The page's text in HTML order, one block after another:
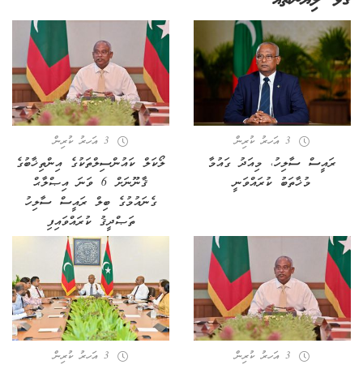
3 އަހރު ކުރިން
ރައީސް ސާލިހު، މިއަދު ގައުމާ
މުޚާތަބު ކުރައްވަނީ
3 އަހރު ކުރިން
ލޯކަލް ކައުންސިލްތަކުގެ އިންތިޚާބުގެ
ޤާނޫނަށް 6 ވަނަ އިޞްލާޙް
ގެނައުމުގެ ބިލް ރައީސް ސާލިހު
ތަޞްދީޤު ކުރައްވައިފި
3 އަހރު ކުރިން 3 އަހރު ކުރިން